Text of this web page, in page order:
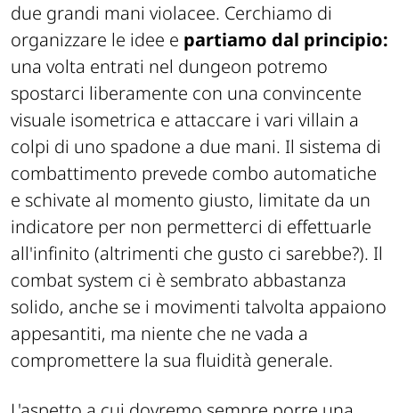
due grandi mani violacee. Cerchiamo di
organizzare le idee e partiamo dal principio:
una volta entrati nel dungeon potremo
spostarci liberamente con una convincente
visuale isometrica e attaccare i vari villain a
colpi di uno spadone a due mani. Il sistema di
combattimento prevede combo automatiche
e schivate al momento giusto, limitate da un
indicatore per non permetterci di effettuarle
all'infinito (altrimenti che gusto ci sarebbe?). Il
combat system ci è sembrato abbastanza
solido, anche se i movimenti talvolta appaiono
appesantiti, ma niente che ne vada a
compromettere la sua fluidità generale.